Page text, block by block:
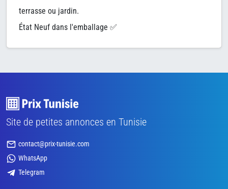
terrasse ou jardin.
État Neuf dans l'emballage ✅
Site de petites annonces en Tunisie
contact@prix-tunisie.com
WhatsApp
Telegram